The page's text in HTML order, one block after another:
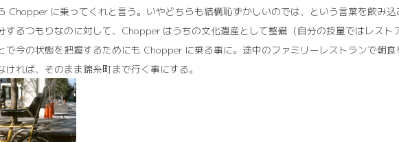
Chopper に乗ってくれと言う。いやどちらも結構恥ずかしいのでは、という言葉を飲み
するつもりなのに対して、Chopper はうちの文化遺産として整備（自分の技量ではレスト
で今の状態を把握するためにも Chopper に乗る事に。途中のファミリーレストランで朝
ければ、そのまま錦糸町まで行く事にする。